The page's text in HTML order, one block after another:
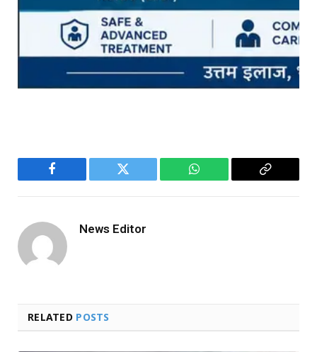
Facebook Twitter WhatsApp
Copy
News Editor
RELATED POSTS